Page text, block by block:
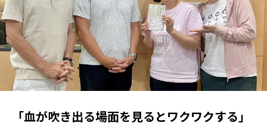
「血が吹き出る場面を見るとワクワクする」